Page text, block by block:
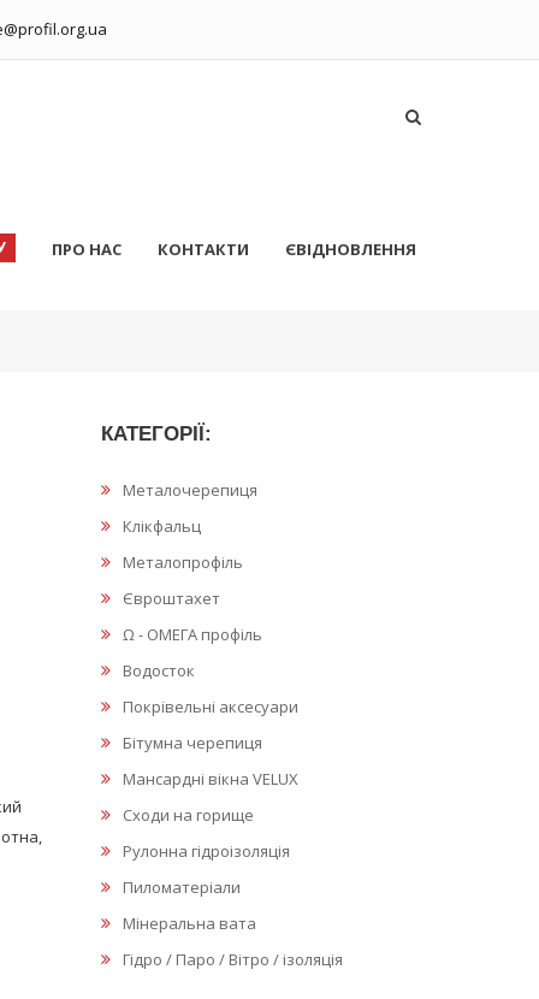
ПРО НАС КОНТАКТИ ЄВІДНОВЛЕННЯ
КАТЕГОРІЇ:
Металочерепиця
Клікфальц
Металопрофіль
Євроштахет
Ω - ОМЕГА профіль
Водосток
Покрівельні аксесуари
Бітумна черепиця
Мансардні вікна VELUX
Сходи на горище
Рулонна гідроізоляція
Пиломатеріали
Мінеральна вата
Гідро / Паро / Вітро / ізоляція